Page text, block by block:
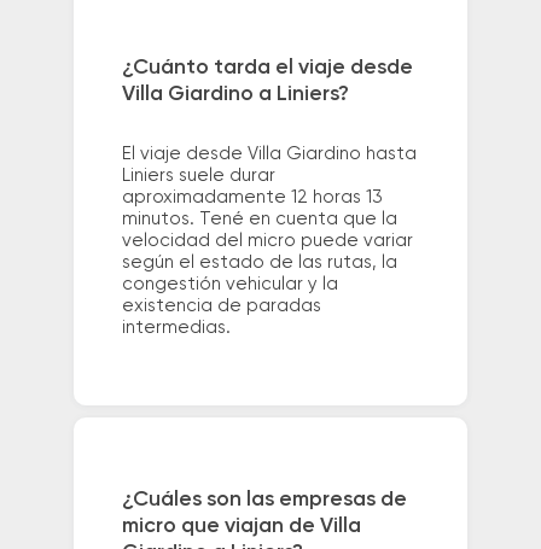
¿Cuánto tarda el viaje desde
Villa Giardino a Liniers?
El viaje desde Villa Giardino hasta
Liniers suele durar
aproximadamente 12 horas 13
minutos. Tené en cuenta que la
velocidad del micro puede variar
según el estado de las rutas, la
congestión vehicular y la
existencia de paradas
intermedias.
¿Cuáles son las empresas de
micro que viajan de Villa